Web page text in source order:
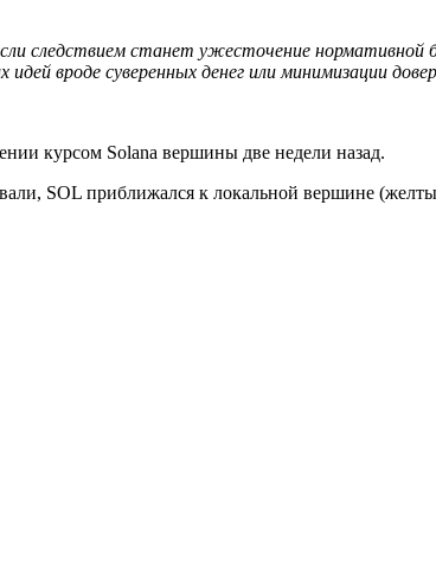
следствием станет ужесточение
вроде суверенных денег или минимизации
курсом Solana вершины две недели назад.
SOL приближался к локальной вершине